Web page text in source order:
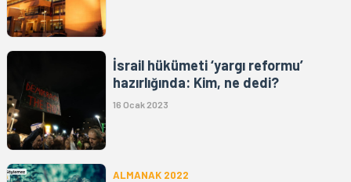
İsrail hükümeti ‘yargı reformu’
hazırlığında: Kim, ne dedi?
16 Ocak 2023
ALMANAK 2022